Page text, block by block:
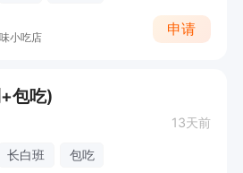
小吃店
申请
包吃)
13天前
长白班 包吃